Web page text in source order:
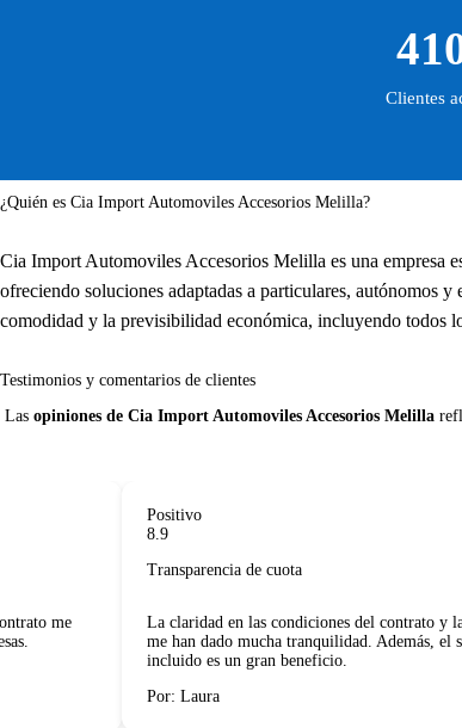
Clientes
¿Quién es Cia Import Automoviles Accesorios Melilla?
Cia Import Automoviles Accesorios Melilla es una empresa
ofreciendo soluciones adaptadas a particulares, autónomos y
comodidad y la previsibilidad económica, incluyendo todos
Testimonios y comentarios de clientes
Las opiniones de Cia Import Automoviles Accesorios Melilla
me
Positivo
8.9
Transparencia de cuota
La claridad en las condiciones del contrato y la
me han dado mucha tranquilidad. Además, el
incluido es un gran beneficio.
Por: Laura